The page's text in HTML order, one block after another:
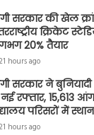
सरकार की खेल
क्रिकेट
20% तैयार
hours ago
सरकार ने
नई रफ्तार, 15,613
परिसरों में
hours ago